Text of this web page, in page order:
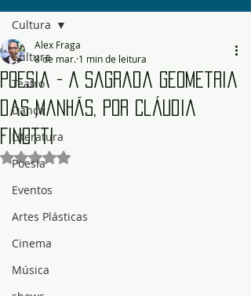
Cultura
Teatro
Dança
Literatura
Poesia
Eventos
Artes Plásticas
Cinema
Música
Cultura
Poesia - A Sagrada Geometria
das Manhãs, por Cláudia
Finotti
Alex Fraga
8 de mar. 1 min de leitura
Avaliado com NaN de 5 estrelas.